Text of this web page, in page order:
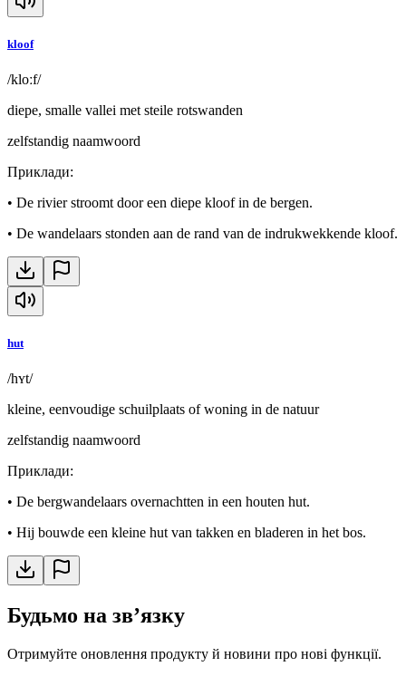
kloof
/kloːf/
diepe, smalle vallei met steile rotswanden
zelfstandig naamwoord
Приклади:
• De rivier stroomt door een diepe kloof in de bergen.
• De wandelaars stonden aan de rand van de indrukwekkende kloof.
hut
/hʏt/
kleine, eenvoudige schuilplaats of woning in de natuur
zelfstandig naamwoord
Приклади:
• De bergwandelaars overnachtten in een houten hut.
• Hij bouwde een kleine hut van takken en bladeren in het bos.
Будьмо на звʼязку
Отримуйте оновлення продукту й новини про нові функції.